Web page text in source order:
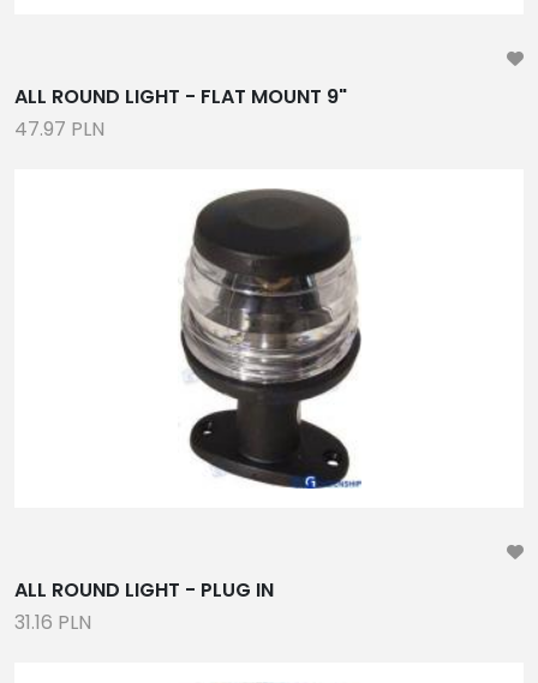
ALL ROUND LIGHT - FLAT MOUNT 9"
47.97 PLN
ALL ROUND LIGHT - PLUG IN
31.16 PLN